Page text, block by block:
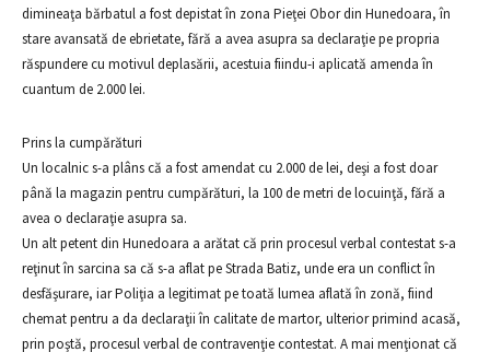
dimineaţa bărbatul a fost depistat în zona Pieţei Obor din Hunedoara, în
stare avansată de ebrietate, fără a avea asupra sa declaraţie pe propria
răspundere cu motivul deplasării, acestuia fiindu-i aplicată amenda în
cuantum de 2.000 lei.
Prins la cumpărături
Un localnic s-a plâns că a fost amendat cu 2.000 de lei, deşi a fost doar
până la magazin pentru cumpărături, la 100 de metri de locuinţă, fără a
avea o declaraţie asupra sa.
Un alt petent din Hunedoara a arătat că prin procesul verbal contestat s-a
reţinut în sarcina sa că s-a aflat pe Strada Batiz, unde era un conflict în
desfăşurare, iar Poliţia a legitimat pe toată lumea aflată în zonă, fiind
chemat pentru a da declaraţii în calitate de martor, ulterior primind acasă,
prin poştă, procesul verbal de contravenţie contestat. A mai menţionat că